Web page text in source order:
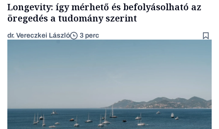
Longevity: így mérhető és befolyásolható az
öregedés a tudomány szerint
dr. Vereczkei László 3 perc